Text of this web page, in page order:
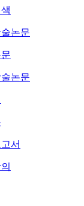
논문
논문
서